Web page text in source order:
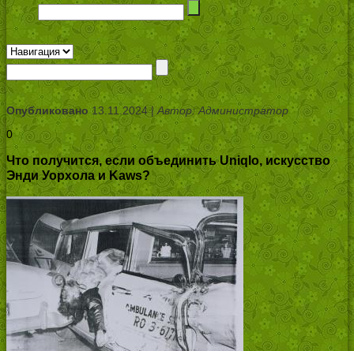
Опубликовано13.11.2024 | Автор: Администратор
0
Что получится, если объединить Uniqlo, искусство
Энди Уорхола и Kaws?